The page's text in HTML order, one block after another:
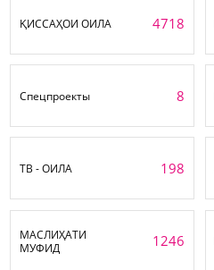
ҚИССАҲОИ ОИЛА 4718
Спецпроекты 8
ТВ - ОИЛА 198
МАСЛИҲАТИ
МУФИД
1246